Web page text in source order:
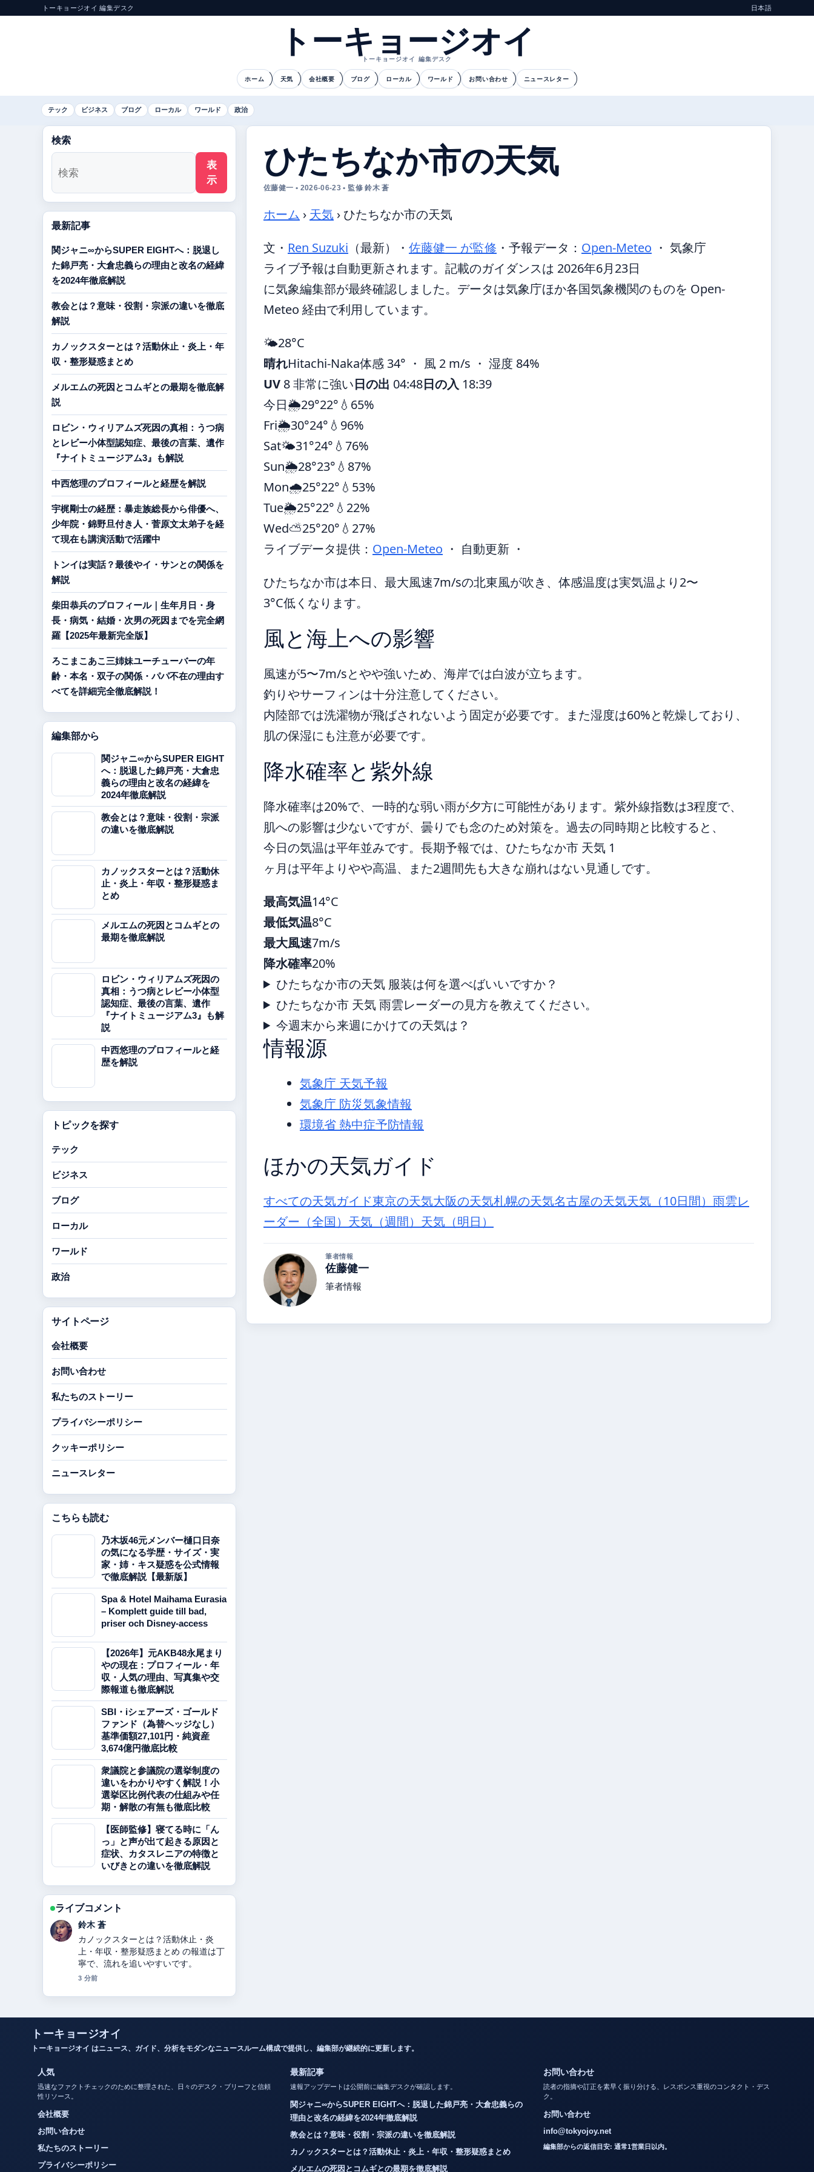
トーキョージオイ 編集デスク 日本語
トーキョージオイ
トーキョージオイ 編集デスク
ホーム 天気 会社概要 ブログ ローカル ワールド お問い合わせ ニュースレター
テック ビジネス ブログ ローカル ワールド 政治
ひたちなか市の天気
佐藤健一 • 2026-06-23 • 監修 鈴木 蒼
ホーム › 天気 › ひたちなか市の天気
文・ Ren Suzuki （最新） ・ 佐藤健一 が監修 ・ 予報データ： Open-Meteo ・ 気象庁
ライブ予報は自動更新されます。記載のガイダンスは 2026年6月23日
に気象編集部が最終確認しました。データは気象庁ほか各国気象機関のものを Open-
Meteo 経由で利用しています。
🌤️28°C
晴れHitachi-Naka体感 34° ・ 風 2 m/s ・ 湿度 84%
UV 8 非常に強い日の出 04:48日の入 18:39
今日🌦️29°22° 💧65%
Fri🌦️30°24° 💧96%
Sat🌤️31°24° 💧76%
Sun🌦️28°23° 💧87%
Mon🌧️25°22° 💧53%
Tue🌦️25°22° 💧22%
Wed⛅25°20° 💧27%
ライブデータ提供： Open-Meteo ・ 自動更新 ・
ひたちなか市は本日、最大風速7m/sの北東風が吹き、体感温度は実気温より2〜
3°C低くなります。
風と海上への影響
風速が5〜7m/sとやや強いため、海岸では白波が立ちます。
釣りやサーフィンは十分注意してください。
内陸部では洗濯物が飛ばされないよう固定が必要です。また湿度は60%と乾燥しており、
肌の保湿にも注意が必要です。
降水確率と紫外線
降水確率は20%で、一時的な弱い雨が夕方に可能性があります。紫外線指数は3程度で、
肌への影響は少ないですが、曇りでも念のため対策を。過去の同時期と比較すると、
今日の気温は平年並みです。長期予報では、ひたちなか市 天気 1
ヶ月は平年よりやや高温、また2週間先も大きな崩れはない見通しです。
最高気温14°C
最低気温8°C
最大風速7m/s
降水確率20%
ひたちなか市の天気 服装は何を選べばいいですか？
ひたちなか市 天気 雨雲レーダーの見方を教えてください。
今週末から来週にかけての天気は？
情報源
気象庁 天気予報
気象庁 防災気象情報
環境省 熱中症予防情報
ほかの天気ガイド
すべての天気ガイド東京の天気大阪の天気札幌の天気名古屋の天気天気（10日間） 雨雲レ
ーダー（全国） 天気（週間） 天気（明日）
筆者情報
佐藤健一
筆者情報
検索
表
示
最新記事
関ジャニ∞からSUPER EIGHTへ：脱退し
た錦戸亮・大倉忠義らの理由と改名の経緯
を2024年徹底解説
教会とは？意味・役割・宗派の違いを徹底
解説
カノックスターとは？活動休止・炎上・年
収・整形疑惑まとめ
メルエムの死因とコムギとの最期を徹底解
説
ロビン・ウィリアムズ死因の真相：うつ病
とレビー小体型認知症、最後の言葉、遺作
『ナイトミュージアム3』も解説
中西悠理のプロフィールと経歴を解説
宇梶剛士の経歴：暴走族総長から俳優へ、
少年院・錦野旦付き人・菅原文太弟子を経
て現在も講演活動で活躍中
トンイは実話？最後やイ・サンとの関係を
解説
柴田恭兵のプロフィール｜生年月日・身
長・病気・結婚・次男の死因までを完全網
羅【2025年最新完全版】
ろこまこあこ三姉妹ユーチューバーの年
齢・本名・双子の関係・パパ不在の理由す
べてを詳細完全徹底解説！
編集部から
関ジャニ∞からSUPER EIGHT
へ：脱退した錦戸亮・大倉忠
義らの理由と改名の経緯を
2024年徹底解説
教会とは？意味・役割・宗派
の違いを徹底解説
カノックスターとは？活動休
止・炎上・年収・整形疑惑ま
とめ
メルエムの死因とコムギとの
最期を徹底解説
ロビン・ウィリアムズ死因の
真相：うつ病とレビー小体型
認知症、最後の言葉、遺作
『ナイトミュージアム3』も解
説
中西悠理のプロフィールと経
歴を解説
トピックを探す
テック
ビジネス
ブログ
ローカル
ワールド
政治
サイトページ
会社概要
お問い合わせ
私たちのストーリー
プライバシーポリシー
クッキーポリシー
ニュースレター
こちらも読む
乃木坂46元メンバー樋口日奈
の気になる学歴・サイズ・実
家・姉・キス疑惑を公式情報
で徹底解説【最新版】
Spa & Hotel Maihama Eurasia
– Komplett guide till bad,
priser och Disney-access
【2026年】元AKB48永尾まり
やの現在：プロフィール・年
収・人気の理由、写真集や交
際報道も徹底解説
SBI・iシェアーズ・ゴールド
ファンド（為替ヘッジなし）
基準価額27,101円・純資産
3,674億円徹底比較
衆議院と参議院の選挙制度の
違いをわかりやすく解説！小
選挙区比例代表の仕組みや任
期・解散の有無も徹底比較
【医師監修】寝てる時に「ん
っ」と声が出て起きる原因と
症状、カタスレニアの特徴と
いびきとの違いを徹底解説
ライブコメント
渡辺 結衣
関ジャニ∞からSUPER EIGHTへ：脱退
した錦戸亮・大倉忠義らの理由と改名
の経緯を2024年徹底解説 周辺の検証が
しっかりしていて安心感があります。
トーキョージオイ
迅速なファクトチェックのために整理された、日々のデスク・ブリーフと信頼
関ジャニ∞からSUPER EIGHTへ：脱退した錦戸亮・大倉忠義らの
読者の指摘や訂正を素早く振り分ける、レスポンス重視のコンタクト・デス